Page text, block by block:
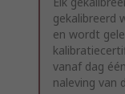
gekalibreerd
en wordt
vanaf dag
naleving van